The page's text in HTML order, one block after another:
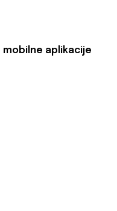
mobilne aplikacije